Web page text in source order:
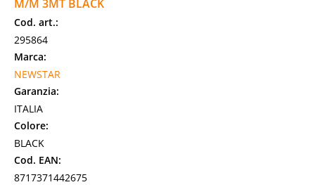
M/M 3MT BLACK
Cod. art.:
295864
Marca:
NEWSTAR
Garanzia:
ITALIA
Colore:
BLACK
Cod. EAN:
8717371442675